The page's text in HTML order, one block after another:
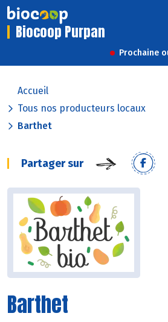
Biocoop Purpan
Prochaine
Accueil
Tous nos producteurs locaux
Barthet
Partager sur
Barthet